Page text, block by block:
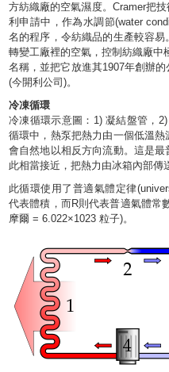
方紡織廠的空氣濕度。Cramer把
利申請中，作為水調節(water
名的程序，令紡織品的生產較容
轉變工廠裡的空氣，控制紡織廠中
名稱，並把它放進其1907年創辦
(今開利公司)。
冷凍循環
冷凍循環示意圖：1) 凝結盤管，
循環中，熱泵把熱力由一個低溫
會自然地以相反方向流動。這是
此相當接近，把熱力由冰箱內部傳
此循環使用了普適氣體定律
代表體積，而R則代表普適氣體常
摩爾 = 6.022×1023 粒子)。